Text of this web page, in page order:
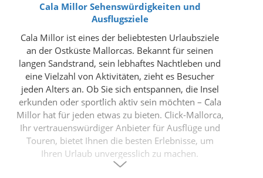
Cala Millor Sehenswürdigkeiten und
Ausflugsziele
Cala Millor ist eines der beliebtesten Urlaubsziele
an der Ostküste Mallorcas. Bekannt für seinen
langen Sandstrand, sein lebhaftes Nachtleben und
eine Vielzahl von Aktivitäten, zieht es Besucher
jeden Alters an. Ob Sie sich entspannen, die Insel
erkunden oder sportlich aktiv sein möchten – Cala
Millor hat für jeden etwas zu bieten. Click-Mallorca,
Ihr vertrauenswürdiger Anbieter für Ausflüge und
Touren, bietet Ihnen die besten Erlebnisse, um
Ihren Urlaub unvergesslich zu machen.